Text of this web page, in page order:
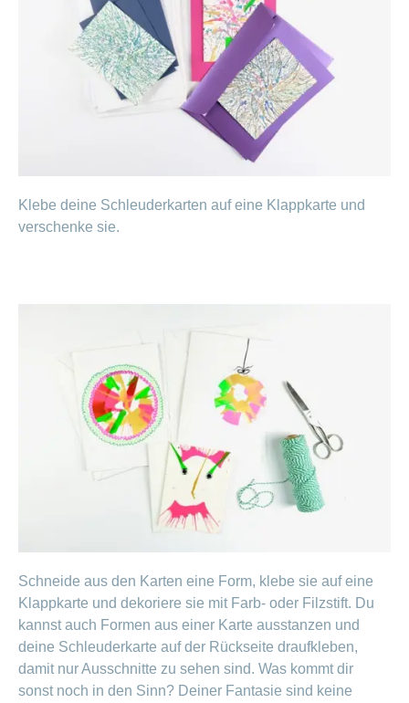
Klebe deine Schleuderkarten auf eine Klappkarte und
verschenke sie.
Schneide aus den Karten eine Form, klebe sie auf eine
Klappkarte und dekoriere sie mit Farb- oder Filzstift. Du
kannst auch Formen aus einer Karte ausstanzen und
deine Schleuderkarte auf der Rückseite draufkleben,
damit nur Ausschnitte zu sehen sind. Was kommt dir
sonst noch in den Sinn? Deiner Fantasie sind keine